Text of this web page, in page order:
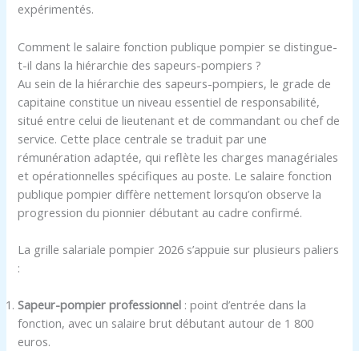
expérimentés.
Comment le salaire fonction publique pompier se distingue-
t-il dans la hiérarchie des sapeurs-pompiers ?
Au sein de la hiérarchie des sapeurs-pompiers, le grade de
capitaine constitue un niveau essentiel de responsabilité,
situé entre celui de lieutenant et de commandant ou chef de
service. Cette place centrale se traduit par une
rémunération adaptée, qui reflète les charges managériales
et opérationnelles spécifiques au poste. Le salaire fonction
publique pompier diffère nettement lorsqu’on observe la
progression du pionnier débutant au cadre confirmé.
La grille salariale pompier 2026 s’appuie sur plusieurs paliers
:
Sapeur-pompier professionnel : point d’entrée dans la
fonction, avec un salaire brut débutant autour de 1 800
euros.